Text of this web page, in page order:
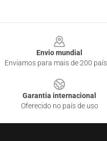
Envio mundial
Enviamos para mais de 200
Garantia internacional
Oferecido no país de uso